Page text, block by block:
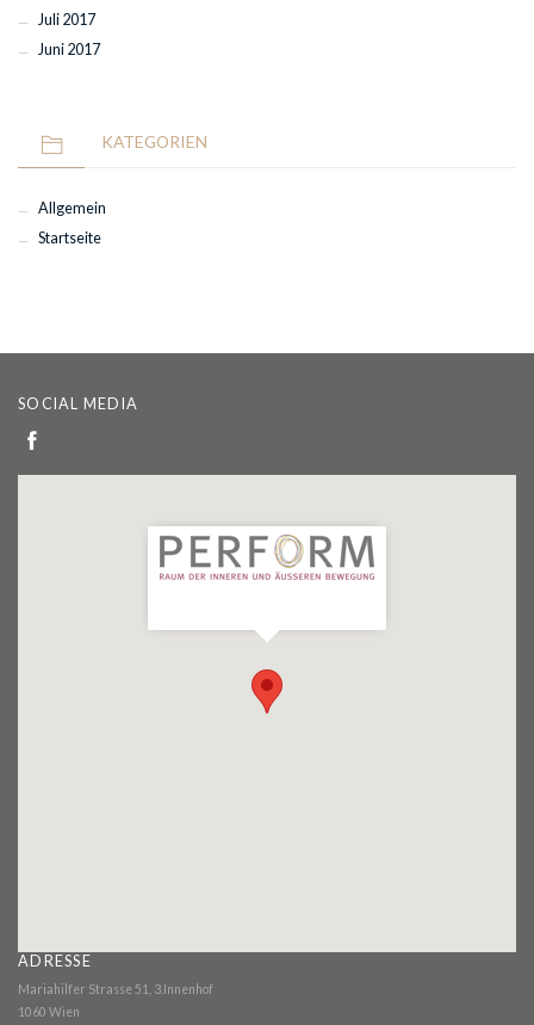
Juli 2017
Juni 2017
KATEGORIEN
Allgemein
Startseite
SOCIAL MEDIA
ADRESSE
Mariahilfer Strasse 51, 3.Innenhof
1060 Wien